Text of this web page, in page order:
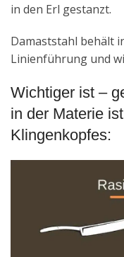
in den Erl gestanzt.
Damaststahl behält
Linienführung und
Wichtiger ist –
in der Materie
Klingenkopfes: